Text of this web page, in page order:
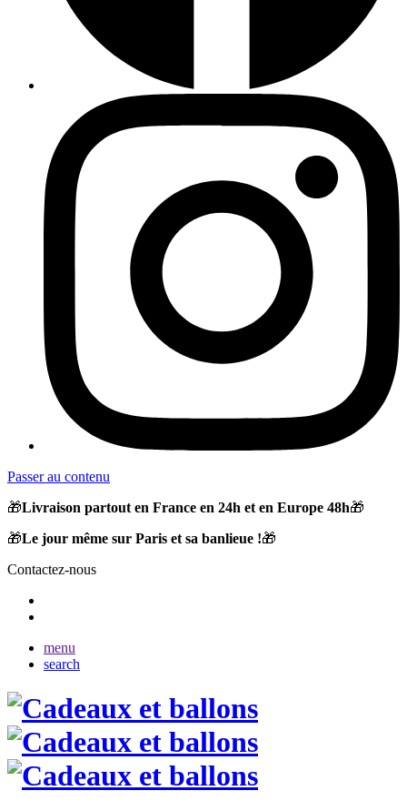
Passer au contenu
🎁Livraison partout en France en 24h et en Europe 48h🎁
🎁Le jour même sur Paris et sa banlieue !🎁
Contactez-nous
menu
search